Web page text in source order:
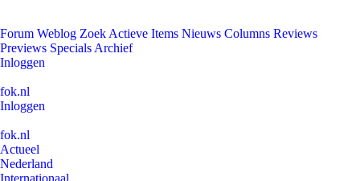
Forum Weblog Zoek Actieve Items Nieuws Columns Reviews
Previews Specials Archief
Inloggen
fok.nl
Inloggen
fok.nl
Actueel
Nederland
Internationaal